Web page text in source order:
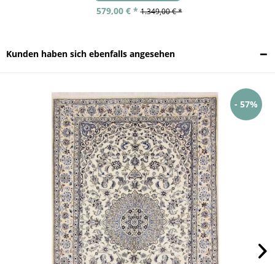
579,00 € * 1.349,00 € *
Kunden haben sich ebenfalls angesehen
- 57%